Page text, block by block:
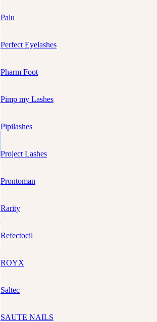
Palu
Perfect Eyelashes
Pharm Foot
Pimp my Lashes
Pipilashes
Project Lashes
Prontoman
Rarity
Refectocil
ROYX
Saltec
SAUTE NAILS